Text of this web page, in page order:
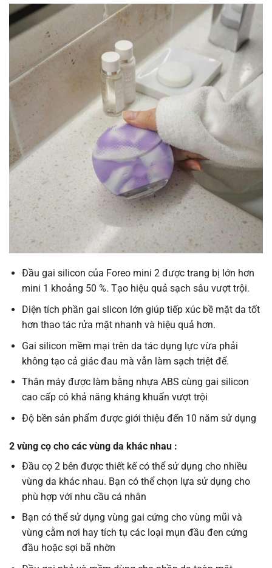
Đầu gai silicon của Foreo mini 2 được trang bị lớn hơn
mini 1 khoảng 50 %. Tạo hiệu quả sạch sâu vượt trội.
Diện tích phần gai slicon lớn giúp tiếp xúc bề mặt da tốt
hơn thao tác rửa mặt nhanh và hiệu quả hơn.
Gai silicon mềm mại trên da tác dụng lực vừa phải
không tạo cả giác đau mà vẫn làm sạch triệt để.
Thân máy được làm bằng nhựa ABS cùng gai silicon
cao cấp có khả năng kháng khuẩn vượt trội
Độ bền sản phẩm được giới thiệu đến 10 năm sử dụng
2 vùng cọ cho các vùng da khác nhau :
Đầu cọ 2 bên được thiết kế có thể sử dụng cho nhiều
vùng da khác nhau. Bạn có thể chọn lựa sử dụng cho
phù hợp với nhu cầu cá nhân
Bạn có thể sử dụng vùng gai cứng cho vùng mũi và
vùng cằm nơi hay tích tụ các loại mụn đầu đen cứng
đầu hoặc sợi bã nhờn